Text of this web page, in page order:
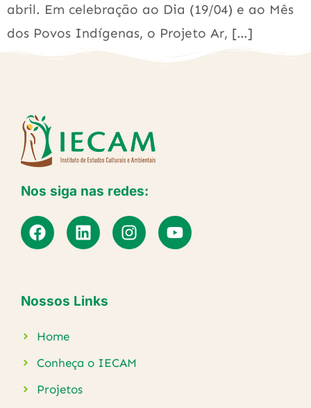
abril. Em celebração ao Dia (19/04) e ao Mês
dos Povos Indígenas, o Projeto Ar, […]
Nos siga nas redes:
Nossos Links
Home
Conheça o IECAM
Projetos